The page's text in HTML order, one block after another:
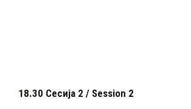
18.30 Сесија 2 / Session 2